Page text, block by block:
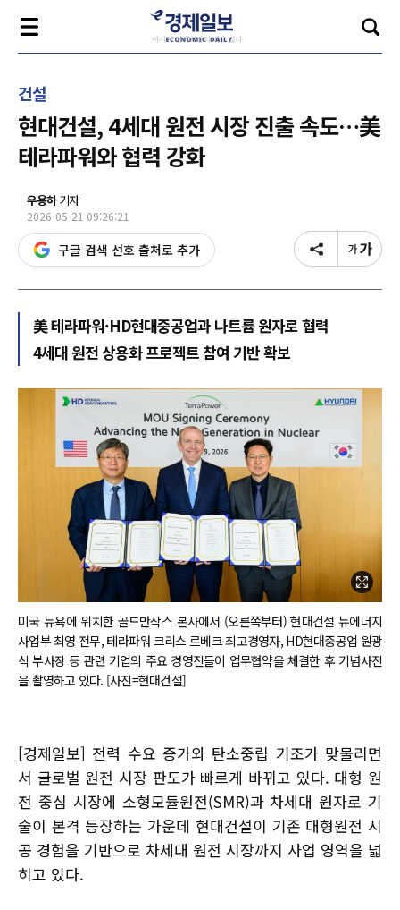
건설
현대건설, 4세대 원전 시장 진출 속도…美
테라파워와 협력 강화
우용하기자
2026-05-21 09:26:21
구글 검색 선호 출처로 추가
美 테라파워·HD현대중공업과 나트륨 원자로 협력
4세대 원전 상용화 프로젝트 참여 기반 확보
미국 뉴욕에 위치한 골드만삭스 본사에서 (오른쪽부터) 현대건설 뉴에너지
사업부 최영 전무, 테라파워 크리스 르베크 최고경영자, HD현대중공업 원광
식 부사장 등 관련 기업의 주요 경영진들이 업무협약을 체결한 후 기념사진
을 촬영하고 있다. [사진=현대건설]
[경제일보] 전력 수요 증가와 탄소중립 기조가 맞물리면
서 글로벌 원전 시장 판도가 빠르게 바뀌고 있다. 대형 원
전 중심 시장에 소형모듈원전(SMR)과 차세대 원자로 기
술이 본격 등장하는 가운데 현대건설이 기존 대형원전 시
공 경험을 기반으로 차세대 원전 시장까지 사업 영역을 넓
히고 있다.